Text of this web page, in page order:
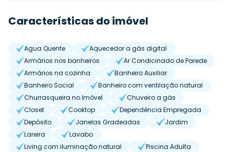
Características do imóvel
Agua Quente
Aquecedor a gás digital
Armários nos banheiros
Ar Condicinado de Parede
Armários na cozinha
Banheiro Auxiliar
Banheiro Social
Banheiro com ventilação natural
Churrasqueira no Imóvel
Chuveiro a gás
Closet
Cooktop
Dependência Empregada
Depósito
Janelas Gradeadas
Jardim
Lareira
Lavabo
Living com iluminação natural
Piscina Adulta